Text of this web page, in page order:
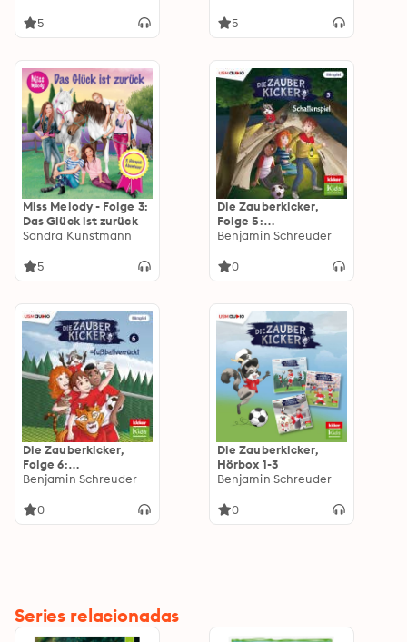
5 5
Miss Melody - Folge 3:
Das Glück ist zurück
Sandra Kunstmann
5
Die Zauberkicker,
Folge 5:
Schattenspiel
Benjamin Schreuder
0
Die Zauberkicker,
Folge 6:
#fußballverrückt
Benjamin Schreuder
0
Die Zauberkicker,
Hörbox 1-3
Benjamin Schreuder
0
Series relacionadas